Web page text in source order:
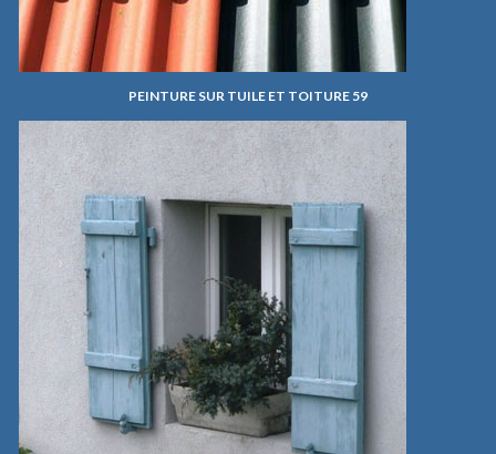
PEINTURE SUR TUILE ET TOITURE 59